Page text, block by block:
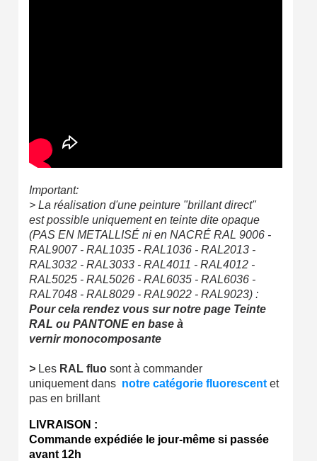
Important:
> La réalisation d'une peinture "brillant direct"
est possible uniquement en teinte dite opaque
(PAS EN METALLISÉ ni en NACRÉ RAL 9006 -
RAL9007 - RAL1035 - RAL1036 - RAL2013 -
RAL3032 - RAL3033 - RAL4011 - RAL4012 -
RAL5025 - RAL5026 - RAL6035 - RAL6036 -
RAL7048 - RAL8029 - RAL9022 - RAL9023) :
Pour cela rendez vous sur notre page Teinte
RAL ou PANTONE en base à
vernir monocomposante
> LesRAL fluosont à commander
uniquement dans notre catégorie fluorescent et
pas en brillant
LIVRAISON :
Commande expédiée le jour-même si passée
avant 12h